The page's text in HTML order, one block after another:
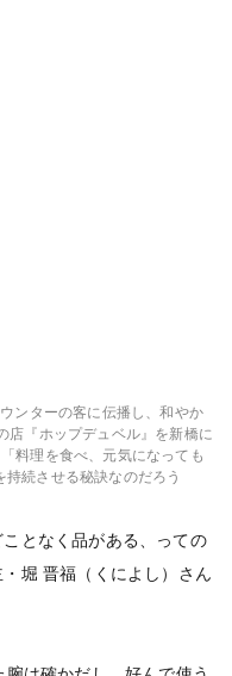
ンターの客に伝播し、和やか
店『ホップデュベル』を新橋に
料理を食べ、元気になっても
続させる秘訣なのだろう
となく品がある、っての
堀 晋福（くによし）さん